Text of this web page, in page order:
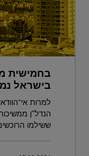
בישראל
למרות
הנדל"ן
ששילמו